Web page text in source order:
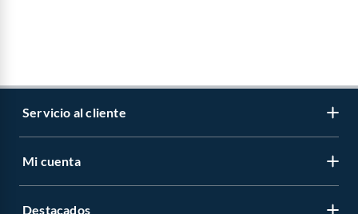
Servicio al cliente
Libro de reclamaciones
Mi cuenta
Regístrate
Destacados